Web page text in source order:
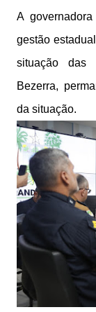
A
gestão
situação das
Bezerra,
da situação.